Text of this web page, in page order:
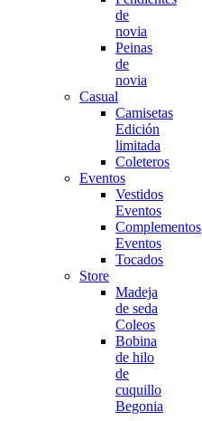
de
novia
Peinas
de
novia
Casual
Camisetas
Edición
limitada
Coleteros
Eventos
Vestidos
Eventos
Complementos
Eventos
Tocados
Store
Madeja
de seda
Coleos
Bobina
de hilo
de
cuquillo
Begonia